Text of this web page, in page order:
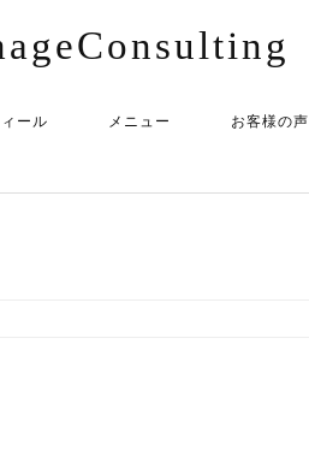
ール メニュー お客様の声